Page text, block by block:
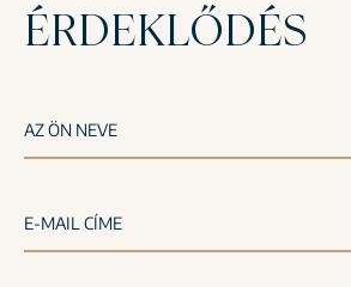
ÉRDEKLŐDÉS
AZ ÖN NEVE
E-MAIL CÍME